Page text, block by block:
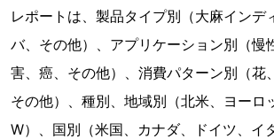
レポートは、製品タイプ別（大麻インデ
バ、その他）、アプリケーション別（慢
害、癌、その他）、消費パターン別（花
その他）、種別、地域別（北米、ヨーロ
W）、国別（米国、カナダ、ドイツ、イ